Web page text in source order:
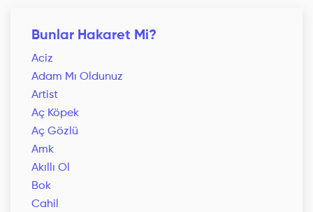
Bunlar Hakaret Mi?
Aciz
Adam Mı Oldunuz
Artist
Aç Köpek
Aç Gözlü
Amk
Akıllı Ol
Bok
Cahil